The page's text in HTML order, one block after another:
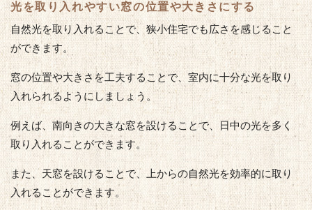
光を取り入れやすい窓の位置や大きさにする
自然光を取り入れることで、狭小住宅でも広さを感じること
ができます。
窓の位置や大きさを工夫することで、室内に十分な光を取り
入れられるようにしましょう。
例えば、南向きの大きな窓を設けることで、日中の光を多く
取り入れることができます。
また、天窓を設けることで、上からの自然光を効率的に取り
入れることができます。